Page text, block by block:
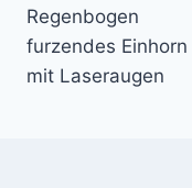
Regenbogen
furzendes Einhorn
mit Laseraugen